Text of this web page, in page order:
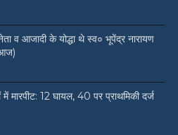
व आजादी के योद्धा थे स्व० भूपेंद्र नारायण
में मारपीट: 12 घायल, 40 पर प्राथमिकी दर्ज